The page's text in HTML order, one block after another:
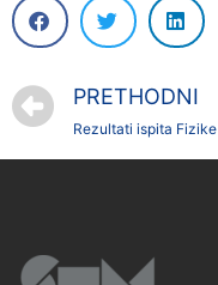
PRETHODNI
Rezultati ispita Fizike